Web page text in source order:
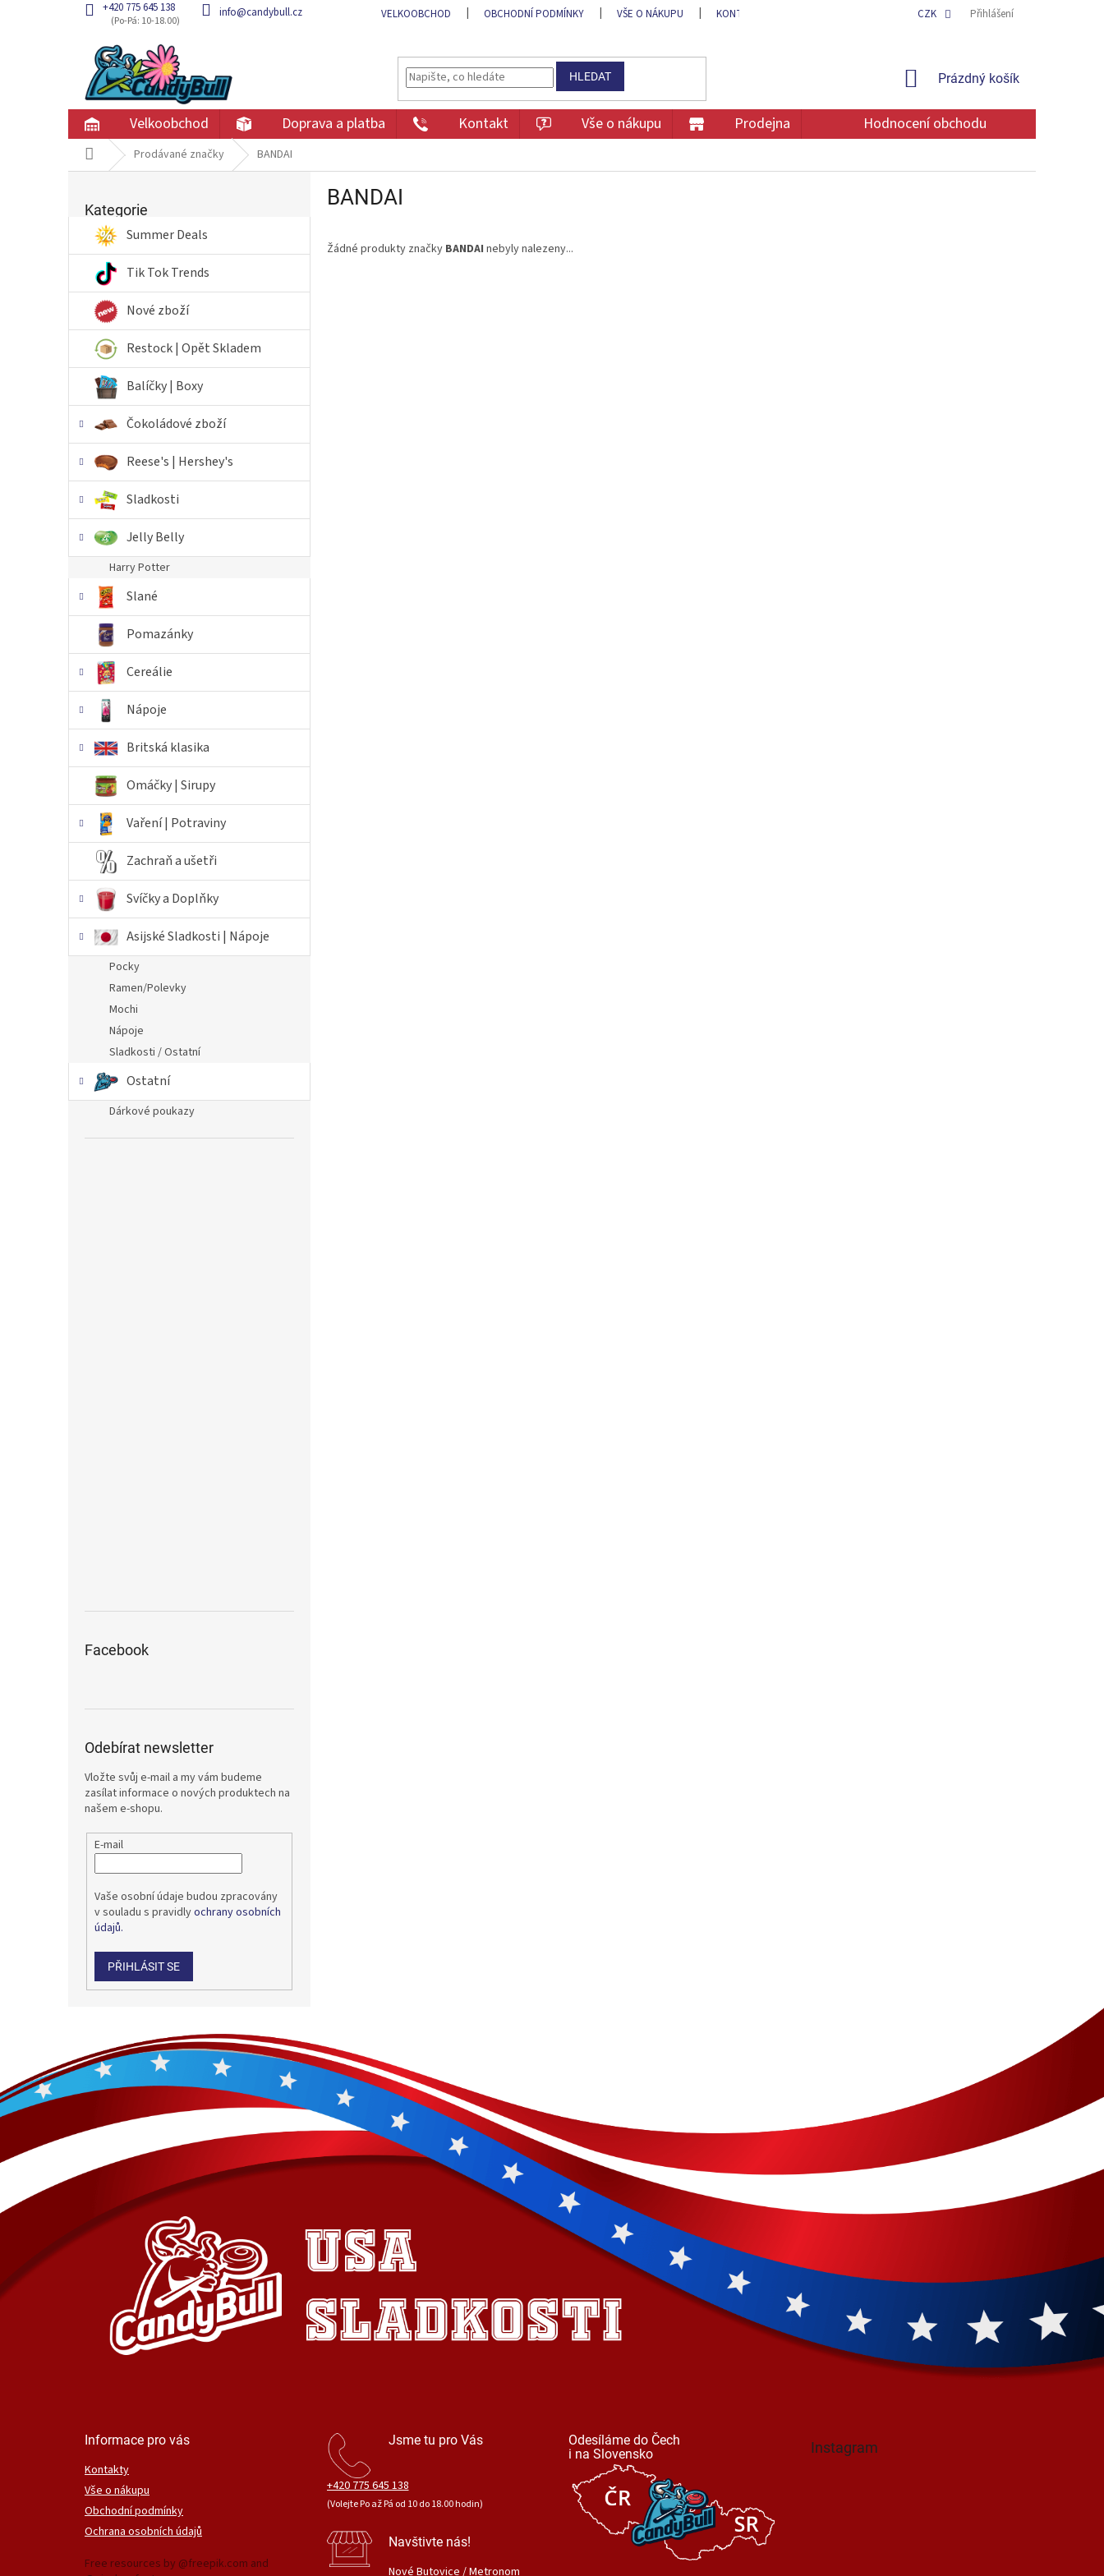
+420 775 645 138 info@candybull.cz VELKOOBCHOD OBCHODNÍ PODMÍNKY VŠE O NÁKUPU KONTAKT OCHRANA OSOBNÍCH ÚDAJŮCZK Přihlášení
HLEDAT
NÁKUPNÍ
Prázdný košík
Velkoobchod Doprava a platba Kontakt Vše o nákupu Prodejna Hodnocení obchodu
Domů Prodávané značky BANDAI
r
n
í
kategorie
Kategorie
Summer Deals
Tik Tok Trends
Nové zboží
Restock | Opět Skladem
Balíčky | Boxy
Čokoládové zboží
Reese's | Hershey's
Sladkosti
Jelly Belly
Harry Potter
Slané
Pomazánky
Cereálie
Nápoje
Britská klasika
Omáčky | Sirupy
Vaření | Potraviny
Zachraň a ušetři
Svíčky a Doplňky
Asijské Sladkosti | Nápoje
Pocky
Ramen/Polevky
Mochi
Nápoje
Sladkosti / Ostatní
Ostatní
Dárkové poukazy
Facebook
Odebírat newsletter
Vložte svůj e-mail a my vám budeme
zasílat informace o nových produktech na
našem e-shopu.
E-mail
Vaše osobní údaje budou zpracovány
v souladu s pravidlyochrany osobních
údajů.
PŘIHLÁSIT SE
BANDAI
Žádné produkty značky BANDAI nebyly nalezeny...
t
í
Informace pro vás
Kontakty
Vše o nákupu
Obchodní podmínky
Ochrana osobních údajů
Free resources by @freepik.com and
Jsme tu pro Vás
+420 775 645 138
(Volejte Po až Pá od 10 do 18.00 hodin)
Navštivte nás!
Nové Butovice / Metronom
Odesíláme do Čech
i na Slovensko
Instagram